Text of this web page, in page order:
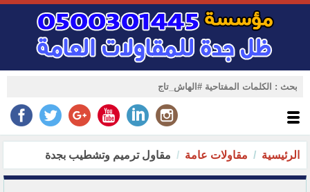
الرئيسية مقاولات عامة مقاول ترميم وتشطيب بجدة